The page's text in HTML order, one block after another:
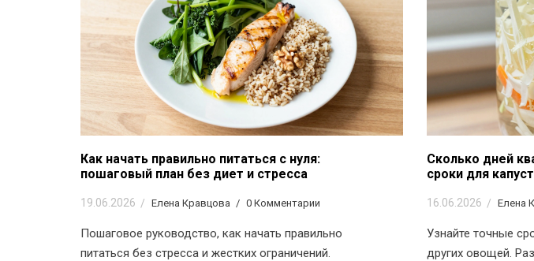
Как начать правильно питаться с нуля:
пошаговый план без диет и стресса
19.06.2026 Елена Кравцова 0 Комментарии
Пошаговое руководство, как начать правильно
питаться без стресса и жестких ограничений.
Сколько дней
сроки для
16.06.2026 Елена
Узнайте точные
других овощей.